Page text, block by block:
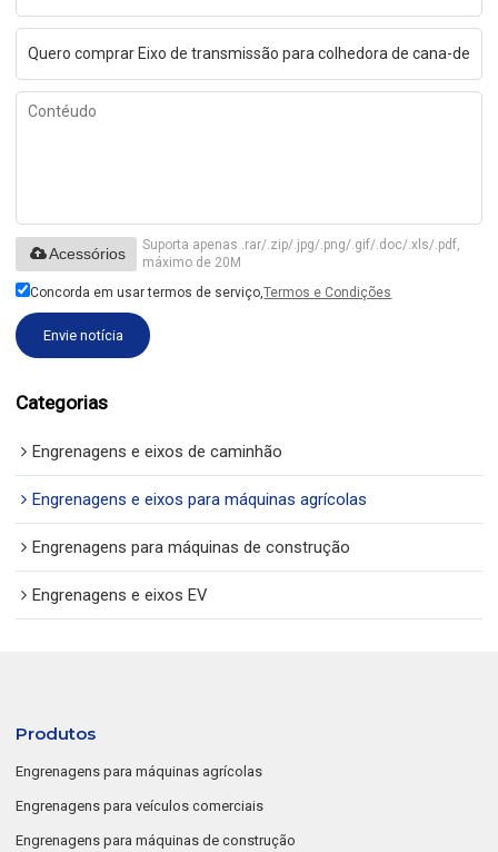
Suporta apenas .rar/.zip/.jpg/.png/.gif/.doc/.xls/.pdf,
máximo de 20M
Acessórios
Concorda em usar termos de serviço,Termos e Condições
Envie notícia
Categorias
Engrenagens e eixos de caminhão
Engrenagens e eixos para máquinas agrícolas
Engrenagens para máquinas de construção
Engrenagens e eixos EV
Produtos
Engrenagens para máquinas agrícolas
Engrenagens para veículos comerciais
Engrenagens para máquinas de construção